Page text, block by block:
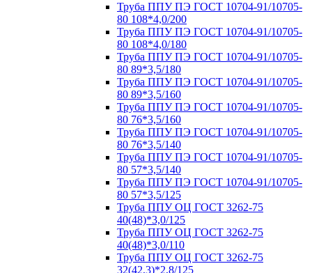
Труба ППУ ПЭ ГОСТ 10704-91/10705-
80 108*4,0/200
Труба ППУ ПЭ ГОСТ 10704-91/10705-
80 108*4,0/180
Труба ППУ ПЭ ГОСТ 10704-91/10705-
80 89*3,5/180
Труба ППУ ПЭ ГОСТ 10704-91/10705-
80 89*3,5/160
Труба ППУ ПЭ ГОСТ 10704-91/10705-
80 76*3,5/160
Труба ППУ ПЭ ГОСТ 10704-91/10705-
80 76*3,5/140
Труба ППУ ПЭ ГОСТ 10704-91/10705-
80 57*3,5/140
Труба ППУ ПЭ ГОСТ 10704-91/10705-
80 57*3,5/125
Труба ППУ ОЦ ГОСТ 3262-75
40(48)*3,0/125
Труба ППУ ОЦ ГОСТ 3262-75
40(48)*3,0/110
Труба ППУ ОЦ ГОСТ 3262-75
32(42,3)*2,8/125